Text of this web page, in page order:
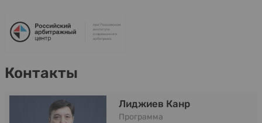
Контакты
Лиджиев Канр
Программа